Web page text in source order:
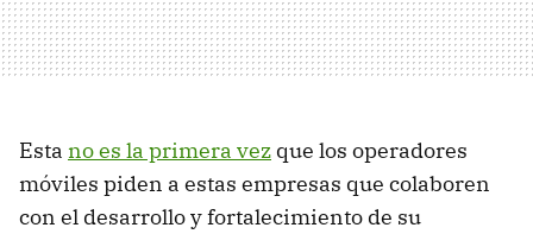
Esta no es la primera vez que los operadores
móviles piden a estas empresas que colaboren
con el desarrollo y fortalecimiento de su